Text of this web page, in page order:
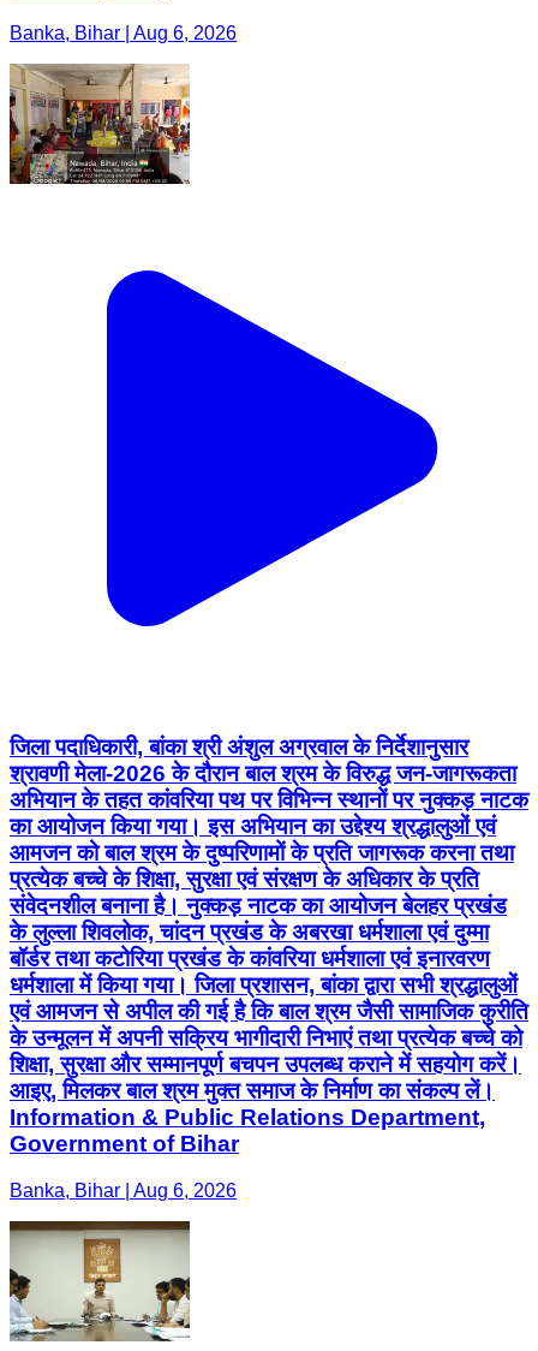
Banka, Bihar | Aug 6, 2026
जिला पदाधिकारी, बांका श्री अंशुल अग्रवाल के निर्देशानुसार
श्रावणी मेला-2026 के दौरान बाल श्रम के विरुद्ध जन-जागरूकता
अभियान के तहत कांवरिया पथ पर विभिन्न स्थानों पर नुक्कड़ नाटक
का आयोजन किया गया। इस अभियान का उद्देश्य श्रद्धालुओं एवं
आमजन को बाल श्रम के दुष्परिणामों के प्रति जागरूक करना तथा
प्रत्येक बच्चे के शिक्षा, सुरक्षा एवं संरक्षण के अधिकार के प्रति
संवेदनशील बनाना है। नुक्कड़ नाटक का आयोजन बेलहर प्रखंड
के लुल्ला शिवलोक, चांदन प्रखंड के अबरखा धर्मशाला एवं दुम्मा
बॉर्डर तथा कटोरिया प्रखंड के कांवरिया धर्मशाला एवं इनारवरण
धर्मशाला में किया गया। जिला प्रशासन, बांका द्वारा सभी श्रद्धालुओं
एवं आमजन से अपील की गई है कि बाल श्रम जैसी सामाजिक कुरीति
के उन्मूलन में अपनी सक्रिय भागीदारी निभाएं तथा प्रत्येक बच्चे को
शिक्षा, सुरक्षा और सम्मानपूर्ण बचपन उपलब्ध कराने में सहयोग करें।
आइए, मिलकर बाल श्रम मुक्त समाज के निर्माण का संकल्प लें।
Information & Public Relations Department,
Government of Bihar
Banka, Bihar | Aug 6, 2026